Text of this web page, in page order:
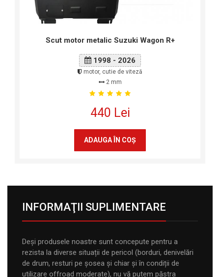
Scut motor metalic Suzuki Wagon R+
1998 - 2026
motor, cutie de viteză
2 mm
440 Lei
ADAUGA ÎN COŞ
INFORMAŢII SUPLIMENTARE
Deși produsele noastre sunt concepute pentru a
rezista la diverse situații de pericol (borduri, denivelări
de drum, resturi pe șosea și chiar și în condiții de
utilizare offroad moderate), nu vă putem păstra